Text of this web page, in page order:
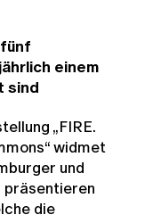
einem
sind
„FIRE.
widmet
und
präsentieren
die